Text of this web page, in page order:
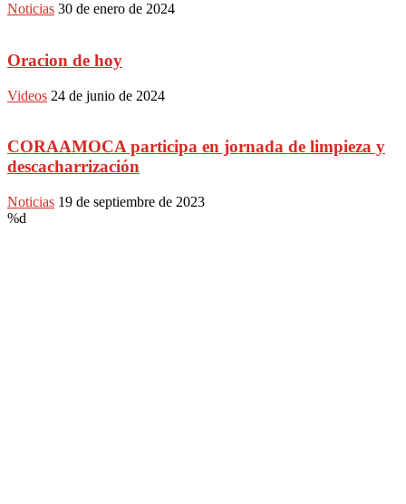
Noticias 30 de enero de 2024
Oracion de hoy
Videos 24 de junio de 2024
CORAAMOCA participa en jornada de limpieza y
descacharrización
Noticias 19 de septiembre de 2023
%d